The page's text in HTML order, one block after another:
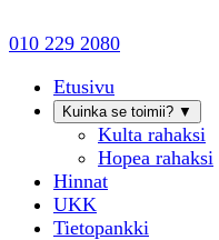
010 229 2080
Etusivu
Kuinka se toimii? ▼
Kulta rahaksi
Hopea rahaksi
Hinnat
UKK
Tietopankki